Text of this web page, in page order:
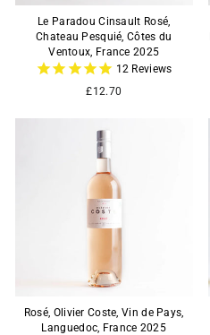
Le Paradou Cinsault Rosé,
Chateau Pesquié, Côtes du
Ventoux, France 2025
12 Reviews
£12.70
Rosé, Olivier Coste, Vin de Pays,
Languedoc, France 2025